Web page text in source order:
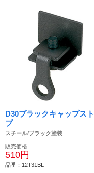
D30ブラックキャップス
プ
スチール/ブラック塗装
販売価格
510円
品番：12T31BL